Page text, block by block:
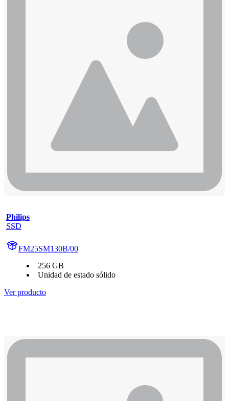
Philips
SSD
FM25SM130B/00
256 GB
Unidad de estado sólido
Ver producto